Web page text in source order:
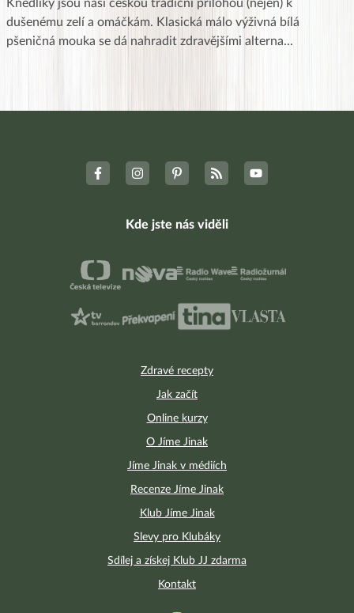
Knedlíky jsou naší českou tradiční přílohou (nejen) k
dušenému zelí a omáčkám. Klasická málo výživná bílá
pšeničná mouka se dá nahradit zdravějšími alterna...
Zdravé recepty
Jak začít
Online kurzy
O Jíme Jinak
Jíme Jinak v médiích
Recenze Jíme Jinak
Klub Jíme Jinak
Slevy pro Klubáky
Sdílej a získej Klub JJ zdarma
Kontakt
Kde jste nás viděli